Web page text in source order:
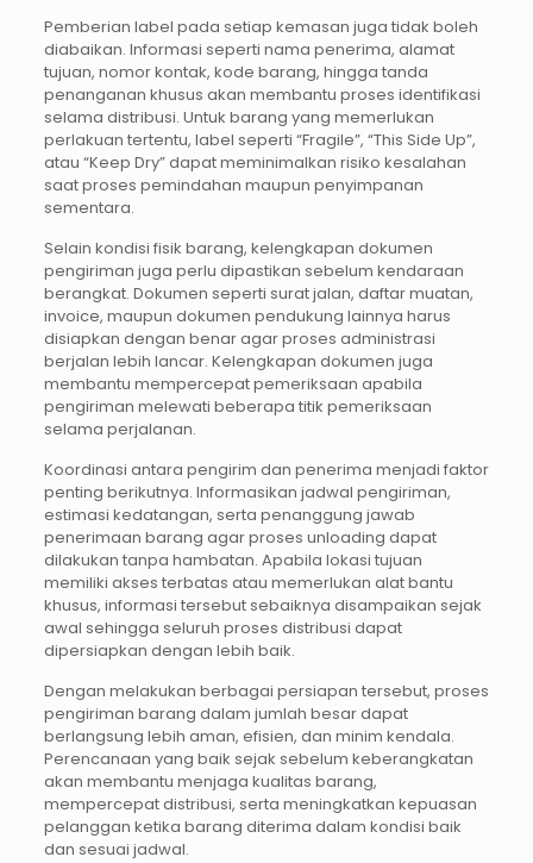
Pemberian label pada setiap kemasan juga tidak boleh
diabaikan. Informasi seperti nama penerima, alamat
tujuan, nomor kontak, kode barang, hingga tanda
penanganan khusus akan membantu proses identifikasi
selama distribusi. Untuk barang yang memerlukan
perlakuan tertentu, label seperti “Fragile”, “This Side Up”,
atau “Keep Dry” dapat meminimalkan risiko kesalahan
saat proses pemindahan maupun penyimpanan
sementara.
Selain kondisi fisik barang, kelengkapan dokumen
pengiriman juga perlu dipastikan sebelum kendaraan
berangkat. Dokumen seperti surat jalan, daftar muatan,
invoice, maupun dokumen pendukung lainnya harus
disiapkan dengan benar agar proses administrasi
berjalan lebih lancar. Kelengkapan dokumen juga
membantu mempercepat pemeriksaan apabila
pengiriman melewati beberapa titik pemeriksaan
selama perjalanan.
Koordinasi antara pengirim dan penerima menjadi faktor
penting berikutnya. Informasikan jadwal pengiriman,
estimasi kedatangan, serta penanggung jawab
penerimaan barang agar proses unloading dapat
dilakukan tanpa hambatan. Apabila lokasi tujuan
memiliki akses terbatas atau memerlukan alat bantu
khusus, informasi tersebut sebaiknya disampaikan sejak
awal sehingga seluruh proses distribusi dapat
dipersiapkan dengan lebih baik.
Dengan melakukan berbagai persiapan tersebut, proses
pengiriman barang dalam jumlah besar dapat
berlangsung lebih aman, efisien, dan minim kendala.
Perencanaan yang baik sejak sebelum keberangkatan
akan membantu menjaga kualitas barang,
mempercepat distribusi, serta meningkatkan kepuasan
pelanggan ketika barang diterima dalam kondisi baik
dan sesuai jadwal.